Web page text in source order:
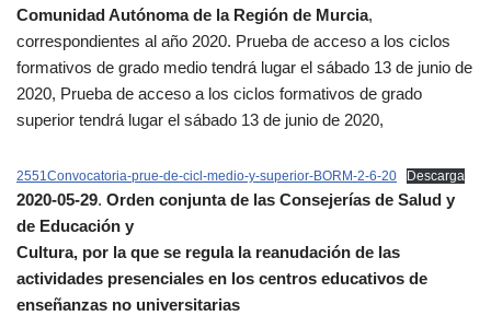
Comunidad Autónoma de la Región de Murcia,
correspondientes al año 2020. Prueba de acceso a los ciclos
formativos de grado medio tendrá lugar el sábado 13 de junio de
2020, Prueba de acceso a los ciclos formativos de grado
superior tendrá lugar el sábado 13 de junio de 2020,
2551Convocatoria-prue-de-cicl-medio-y-superior-BORM-2-6-20 Descarga
2020-05-29. Orden conjunta de las Consejerías de Salud y
de Educación y
Cultura, por la que se regula la reanudación de las
actividades presenciales en los centros educativos de
enseñanzas no universitarias